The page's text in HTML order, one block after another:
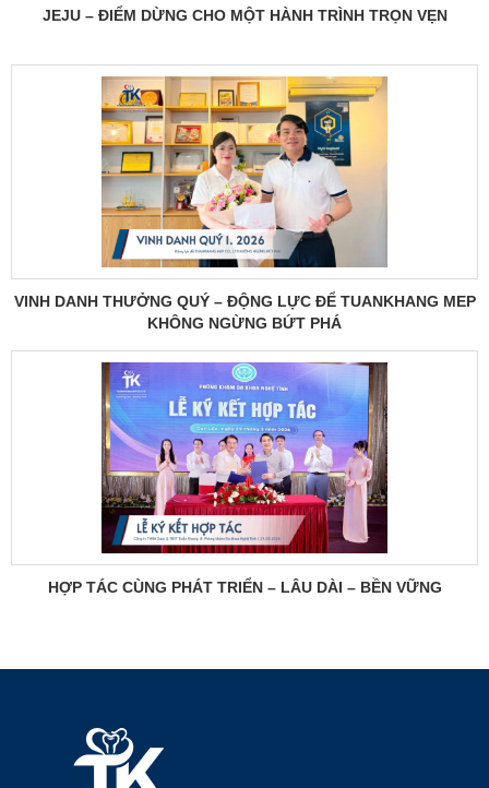
JEJU – ĐIỂM DỪNG CHO MỘT HÀNH TRÌNH TRỌN VẸN
VINH DANH THƯỞNG QUÝ – ĐỘNG LỰC ĐỂ TUANKHANG MEP
KHÔNG NGỪNG BỨT PHÁ
HỢP TÁC CÙNG PHÁT TRIỂN – LÂU DÀI – BỀN VỮNG